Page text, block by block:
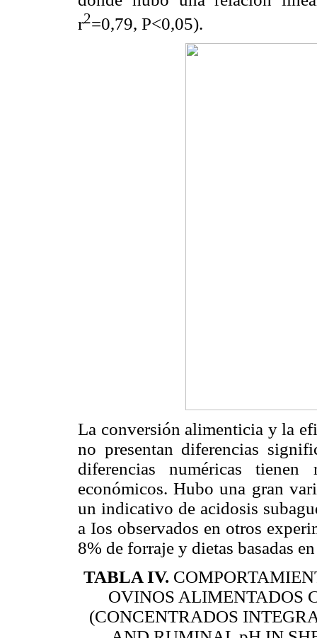
r2=0,79, P<0,05).
La conversión alimenticia y la
no presentan diferencias
diferencias numéricas tienen
económicos. Hubo una gran
un indicativo de acidosis
a Ios observados en otros
8% de forraje y dietas basadas
TABLA IV.
OVINOS ALIMENTADOS
(CONCENTRADOS